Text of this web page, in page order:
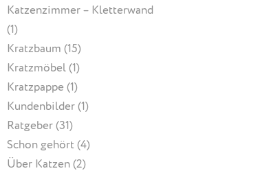
Katzenzimmer – Kletterwand
(1)
Kratzbaum (15)
Kratzmöbel(1)
Kratzpappe (1)
Kundenbilder(1)
Ratgeber(31)
Schon gehört(4)
Über Katzen(2)